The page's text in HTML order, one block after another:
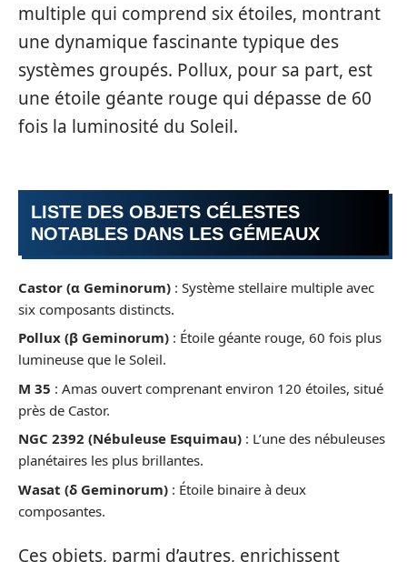
multiple qui comprend six étoiles, montrant
une dynamique fascinante typique des
systèmes groupés. Pollux, pour sa part, est
une étoile géante rouge qui dépasse de 60
fois la luminosité du Soleil.
LISTE DES OBJETS CÉLESTES
NOTABLES DANS LES GÉMEAUX
Castor (α Geminorum) : Système stellaire multiple avec
six composants distincts.
Pollux (β Geminorum) : Étoile géante rouge, 60 fois plus
lumineuse que le Soleil.
M 35 : Amas ouvert comprenant environ 120 étoiles, situé
près de Castor.
NGC 2392 (Nébuleuse Esquimau) : L’une des nébuleuses
planétaires les plus brillantes.
Wasat (δ Geminorum) : Étoile binaire à deux
composantes.
Ces objets, parmi d’autres, enrichissent